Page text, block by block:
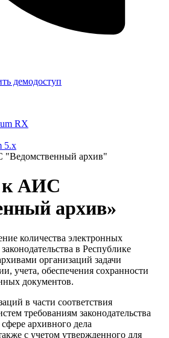
демодоступ
RX
5.x
"Ведомственный архив"
к АИС
архив»
количества электронных
в Республике
организаций задачи
учета, обеспечения сохранности
документов.
в части соответствия
требованиям законодательства
архивного дела
с учетом утвержденного для